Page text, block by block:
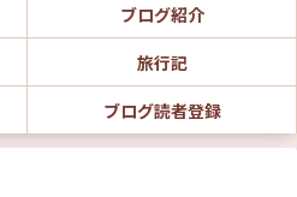
ブログ紹介
旅行記
ブログ読者登録